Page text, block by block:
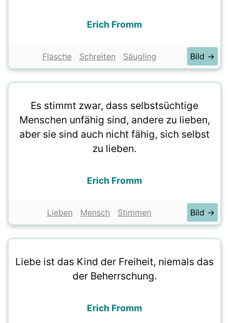
Erich Fromm
Flasche Schreiten Säugling Bild →
Es stimmt zwar, dass selbstsüchtige
Menschen unfähig sind, andere zu lieben,
aber sie sind auch nicht fähig, sich selbst
zu lieben.
Erich Fromm
Lieben Mensch Stimmen Bild →
Liebe ist das Kind der Freiheit, niemals das
der Beherrschung.
Erich Fromm